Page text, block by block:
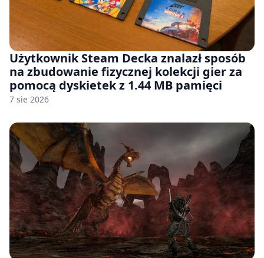
Użytkownik Steam Decka znalazł sposób
na zbudowanie fizycznej kolekcji gier za
pomocą dyskietek z 1.44 MB pamięci
7 sie 2026